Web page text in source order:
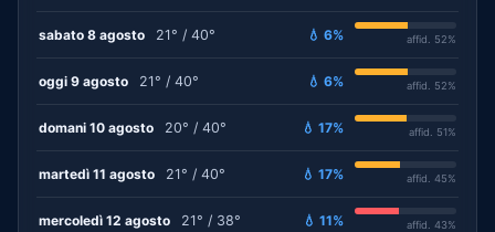
sabato 8 agosto 21° / 40° 💧 6% affid. 52%
oggi 9 agosto 21° / 40° 💧 6% affid. 52%
domani 10 agosto 20° / 40° 💧 17% affid. 51%
martedì 11 agosto 21° / 40° 💧 17% affid. 45%
mercoledì 12 agosto 21° / 38° 💧 11% affid. 43%